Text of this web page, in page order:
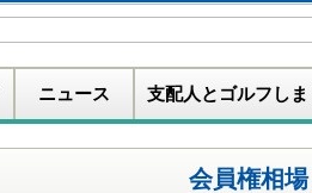
ニュース 支配人とゴルフしま
会員権相場